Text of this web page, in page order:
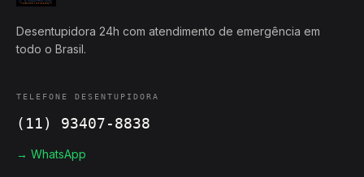
Desentupidora 24h com atendimento de emergência em
todo o Brasil.
TELEFONE DESENTUPIDORA
(11) 93407-8838
→ WhatsApp